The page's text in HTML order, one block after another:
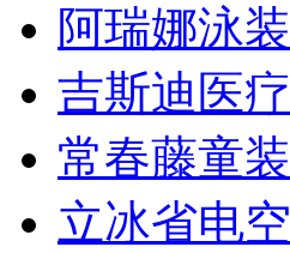
阿瑞娜泳装
吉斯迪医
常春藤童装
立冰省电